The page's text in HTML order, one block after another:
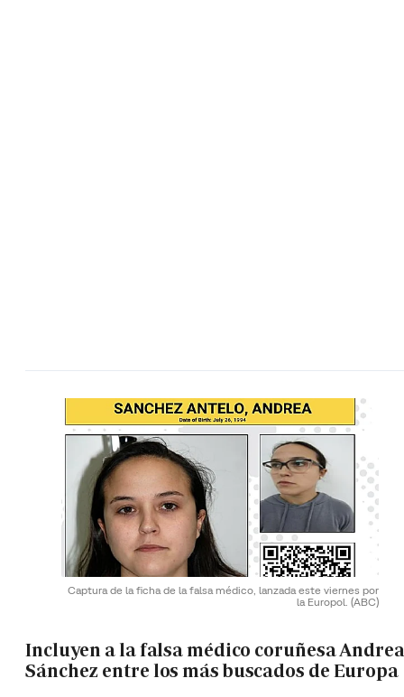
Captura de la ficha de la falsa médico, lanzada este viernes por
la Europol. (ABC)
Incluyen a la falsa médico coruñesa Andrea
Sánchez entre los más buscados de Europa